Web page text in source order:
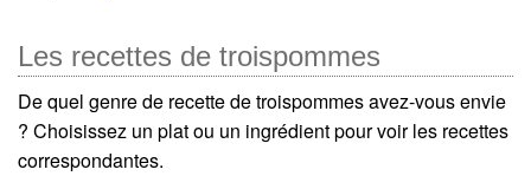
Les recettes de troispommes
De quel genre de recette de troispommes avez-vous envie
? Choisissez un plat ou un ingrédient pour voir les recettes
correspondantes.